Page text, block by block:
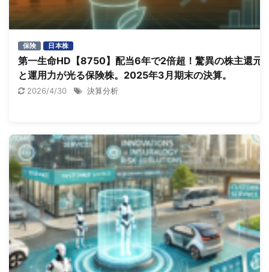
保険 日本株
第一生命HD【8750】配当6年で2倍超！驚異の株主還元
と運用力が光る保険株。2025年3月期末の決算。
2026/4/30 決算分析